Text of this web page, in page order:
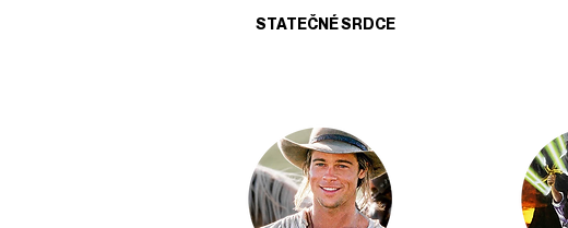
STATEČNÉ SRDCE